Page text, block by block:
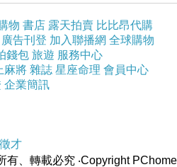
EAT-T大樓。
「全台最難訂位餐廳」之
盟大樓一樓。【RAW】
物 書店 露天拍賣 比比昂代購
廣告刊登 加入聯播網 全球購物
錢包 旅遊 服務中心
麻將 雜誌 星座命理 會員中心
企業簡訊
徵才
有、轉載必究 ‧Copyright PChome